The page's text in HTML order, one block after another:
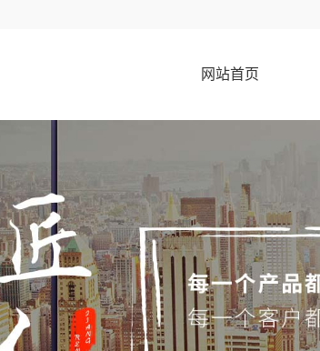
网站首页